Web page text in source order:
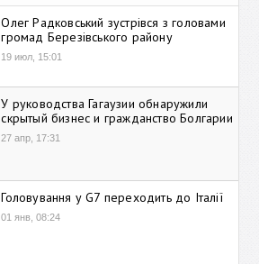
Олег Радковський зустрівся з головами
громад Березівського району
19 июл, 15:01
У руководства Гагаузии обнаружили
скрытый бизнес и гражданство Болгарии
27 апр, 17:31
Головування у G7 переходить до Італії
01 янв, 08:24